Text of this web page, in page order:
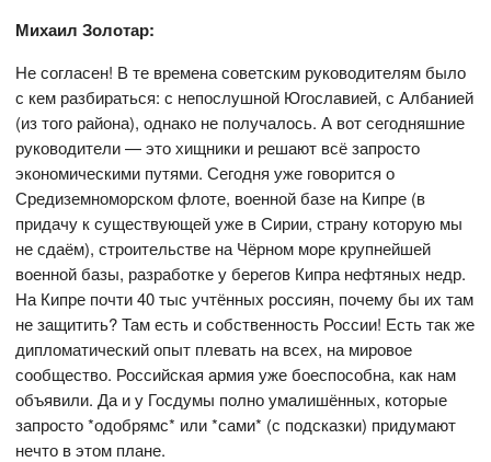
Михаил Золотар:
Не согласен! В те времена советским руководителям было
с кем разбираться: с непослушной Югославией, с Албанией
(из того района), однако не получалось. А вот сегодняшние
руководители — это хищники и решают всё запросто
экономическими путями. Сегодня уже говорится о
Средиземноморском флоте, военной базе на Кипре (в
придачу к существующей уже в Сирии, страну которую мы
не сдаём), строительстве на Чёрном море крупнейшей
военной базы, разработке у берегов Кипра нефтяных недр.
На Кипре почти 40 тыс учтённых россиян, почему бы их там
не защитить? Там есть и собственность России! Есть так же
дипломатический опыт плевать на всех, на мировое
сообщество. Российская армия уже боеспособна, как нам
объявили. Да и у Госдумы полно умалишённых, которые
запросто *одобрямс* или *сами* (с подсказки) придумают
нечто в этом плане.